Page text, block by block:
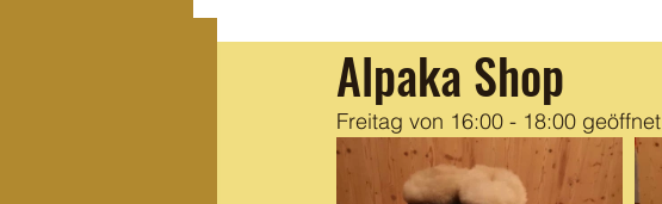
Alpaka Shop
Freitag von 16:00 - 18:00 geöffnet